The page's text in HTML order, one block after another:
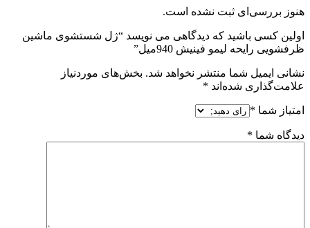
هنوز بررسی‌ای ثبت نشده است.
اولین کسی باشید که دیدگاهی می نویسد “ژل شستشوی ماشین
ظرفشویی رایحه لیمو فینیش 940میل”
نشانی ایمیل شما منتشر نخواهد شد. بخش‌های موردنیاز
علامت‌گذاری شده‌اند *
امتیاز شما *
دیدگاه شما *